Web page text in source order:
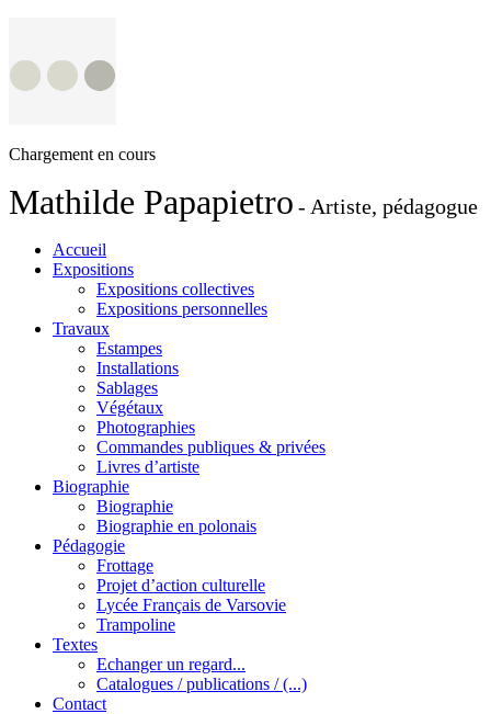
Chargement en cours
Mathilde Papapietro - Artiste, pédagogue
Accueil
Expositions
Expositions collectives
Expositions personnelles
Travaux
Estampes
Installations
Sablages
Végétaux
Photographies
Commandes publiques & privées
Livres d’artiste
Biographie
Biographie
Biographie en polonais
Pédagogie
Frottage
Projet d’action culturelle
Lycée Français de Varsovie
Trampoline
Textes
Echanger un regard...
Catalogues / publications / (...)
Contact